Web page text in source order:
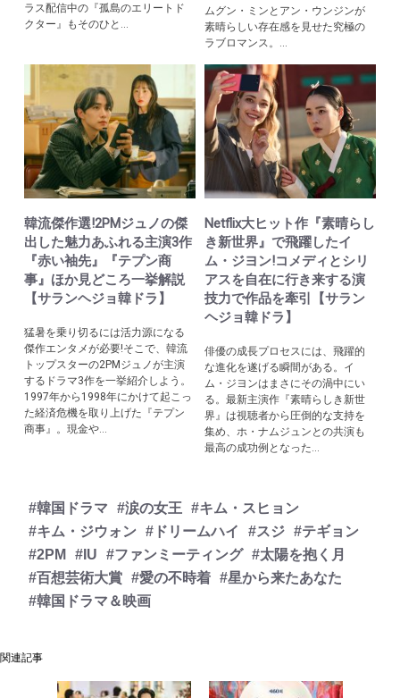
ラス配信中の『孤島のエリートド
クター』もそのひと...
ムグン・ミンとアン・ウンジンが
素晴らしい存在感を見せた究極の
ラブロマンス。...
韓流傑作選!2PMジュノの傑
出した魅力あふれる主演3作
『赤い袖先』『テプン商
事』ほか見どころ一挙解説
【サランヘジョ韓ドラ】
猛暑を乗り切るには活力源になる
傑作エンタメが必要!そこで、韓流
トップスターの2PMジュノが主演
するドラマ3作を一挙紹介しよう。
1997年から1998年にかけて起こっ
た経済危機を取り上げた『テプン
商事』。現金や...
Netflix大ヒット作『素晴らし
き新世界』で飛躍したイ
ム・ジヨン!コメディとシリ
アスを自在に行き来する演
技力で作品を牽引【サラン
ヘジョ韓ドラ】
俳優の成長プロセスには、飛躍的
な進化を遂げる瞬間がある。イ
ム・ジヨンはまさにその渦中にい
る。最新主演作『素晴らしき新世
界』は視聴者から圧倒的な支持を
集め、ホ・ナムジュンとの共演も
最高の成功例となった...
#韓国ドラマ #涙の女王 #キム・スヒョン
#キム・ジウォン #ドリームハイ #スジ #テギョン
#2PM
#IU #ファンミーティング #太陽を抱く月
#百想芸術大賞 #愛の不時着 #星から来たあなた
#韓国ドラマ＆映画
関連記事